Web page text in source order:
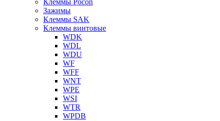
Зажимы
Клеммы SAK
Клеммы винтовые
WDK
WDL
WDU
WF
WFF
WNT
WPE
WSI
WTR
WPDB